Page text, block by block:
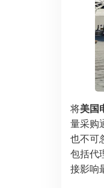
将美国
量采购
也不可
包括代
接影响